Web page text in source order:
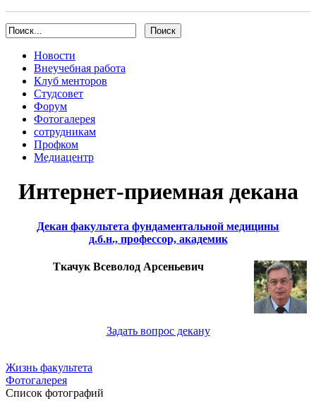
Новости
Внеучебная работа
Клуб менторов
Студсовет
Форум
Фотогалерея
сотрудникам
Профком
Медиацентр
Интернет-приемная декана
Декан факультета фундаментальной медицины
д.б.н., профессор, академик
Ткачук Всеволод Арсеньевич
Задать вопрос декану
Жизнь факультета
Фотогалерея
Список фотографий